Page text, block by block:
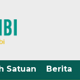
Satuan Berita